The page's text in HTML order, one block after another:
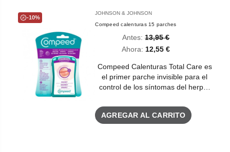
-10%
JOHNSON & JOHNSON
Compeed calenturas 15 parches
Ahora: 12,55 €
Antes: 13,95 €
Compeed Calenturas Total Care es
el primer parche invisible para el
control de los síntomas del herp…
AGREGAR AL CARRITO